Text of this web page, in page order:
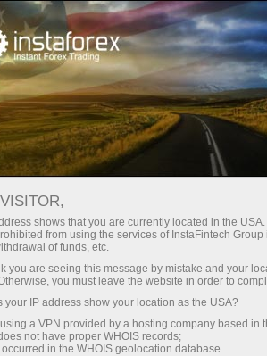
तुरंत खाता खोलना
शुरुआती के लिए निवेशकों के लिए
करते हैं, जहां आपको विदेशी
निगरानी मिलेगी।
shows that you are currently located in the
from using the services of InstaFintech
of funds, etc.
you are seeing this message by mistake and your
you must leave the website in order to
your IP address show your location as the USA?
a VPN provided by a hosting company based in
not have proper WHOIS records;
in the WHOIS geolocation database.